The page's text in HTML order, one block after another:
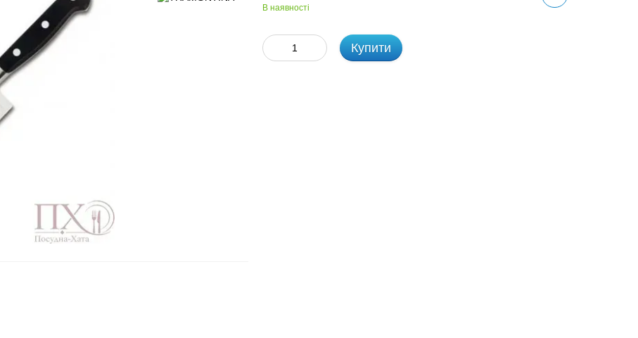
В наявності
Купити